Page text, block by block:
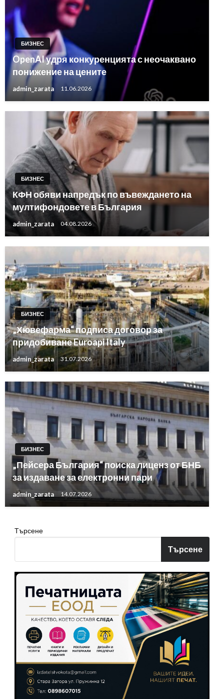
БИЗНЕС
OpenAI удря конкуренцията с неочаквано
понижение на цените
admin_zarata 11.06.2026
БИЗНЕС
КФН обяви напредък по въвеждането на
мултифондовете в България
admin_zarata 04.08.2026
БИЗНЕС
„Хювефарма“ подписа договор за
придобиване Euroapi Italy
admin_zarata 31.07.2026
БИЗНЕС
„Пейсера България“ поиска лиценз от БНБ
за издаване за електронни пари
admin_zarata 14.07.2026
Търсене
Търсене